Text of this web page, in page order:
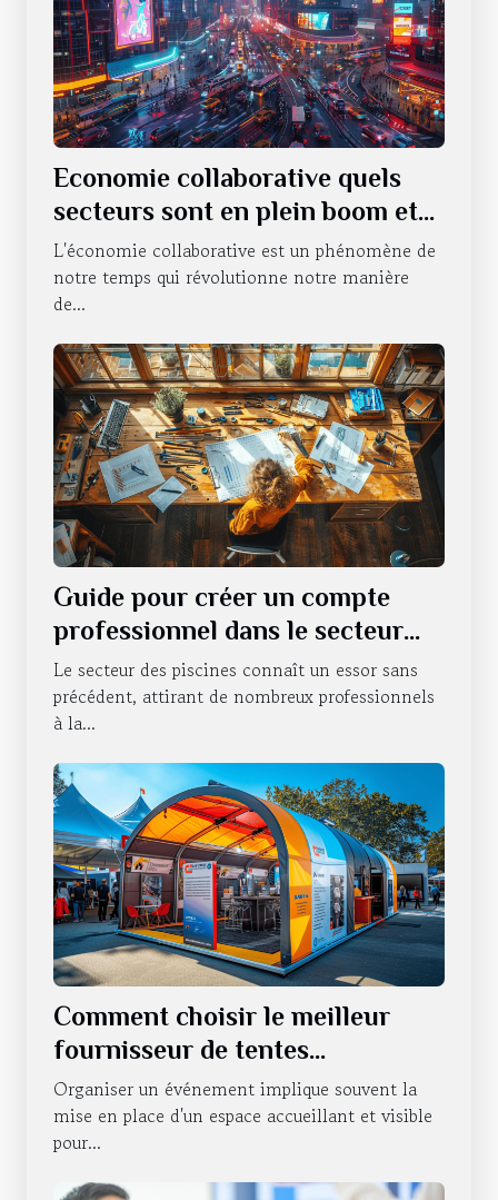
Economie collaborative quels
secteurs sont en plein boom et
pourquoi
L'économie collaborative est un phénomène de
notre temps qui révolutionne notre manière
de...
Guide pour créer un compte
professionnel dans le secteur
des piscines
Le secteur des piscines connaît un essor sans
précédent, attirant de nombreux professionnels
à la...
Comment choisir le meilleur
fournisseur de tentes
publicitaires pour vos
événements
Organiser un événement implique souvent la
mise en place d'un espace accueillant et visible
pour...